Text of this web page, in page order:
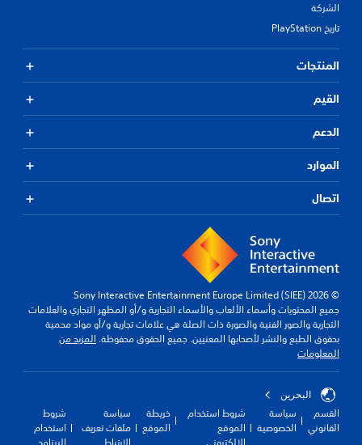
الشركة
تاريخ PlayStation
المنتجات
القيم
الدعم
الموارد
اتصال
© 2026 Sony Interactive Entertainment Europe Limited (SIEE)
جميع المحتويات وأسماء الألعاب والأسماء التجارية و/أو المظهر التجاري والعلامات
التجارية والصور الفنية والصورة ذات الصلة هي علامات تجارية و/أو مواد محمية
بحقوق الطبع والنشر لأصحابها المعنيين. جميع الحقوق محفوظة. المزيد من
المعلومات
البحرين
القسم
القانوني
سياسة
الخصوصية
شروط استخدام
الموقع
الإلكتروني
خريطة
الموقع
سياسة
ملفات تعريف
الارتباط
شروط
استخدام
البرنامج